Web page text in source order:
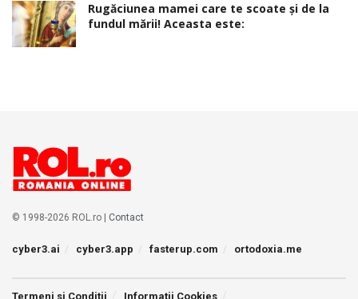
Rugăciunea mamei care te scoate şi de la
fundul mării! Aceasta este:
© 1998-2026 ROL.ro | Contact
cyber3.ai cyber3.app fasterup.com ortodoxia.me
Termeni si Conditii Informatii Cookies